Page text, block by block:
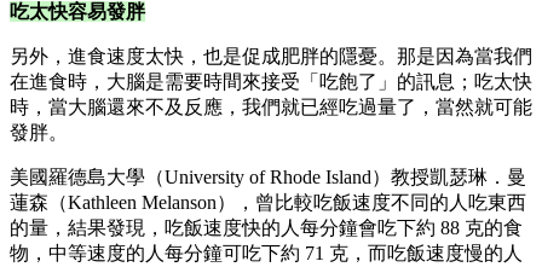
吃太快容易發胖
另外，進食速度太快，也是促成肥胖的隱憂。那是因為當我們
在進食時，大腦是需要時間來接受「吃飽了」的訊息；吃太快
時，當大腦還來不及反應，我們就已經吃過量了，當然就可能
發胖。
美國羅德島大學（University of Rhode Island）教授凱瑟琳．曼
蓮森（Kathleen Melanson），曾比較吃飯速度不同的人吃東西
的量，結果發現，吃飯速度快的人每分鐘會吃下約 88 克的食
物，中等速度的人每分鐘可吃下約 71 克，而吃飯速度慢的人